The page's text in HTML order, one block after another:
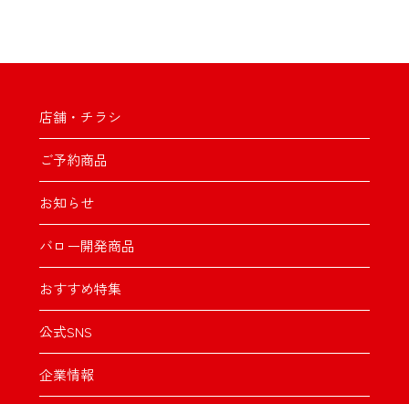
店舗・チラシ
ご予約商品
お知らせ
バロー開発商品
おすすめ特集
公式SNS
企業情報